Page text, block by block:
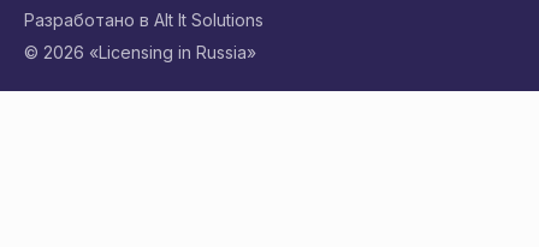
© 2026 «Licensing in Russia»
Разработано в Alt It Solutions